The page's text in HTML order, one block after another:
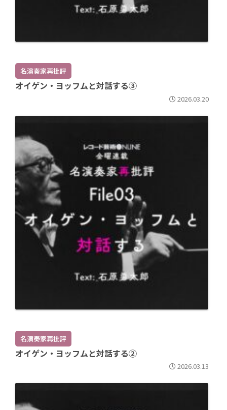
名演奏家再批評
オイゲン・ヨッフムと対話する③
2026.03.20
名演奏家再批評
オイゲン・ヨッフムと対話する②
2026.03.13